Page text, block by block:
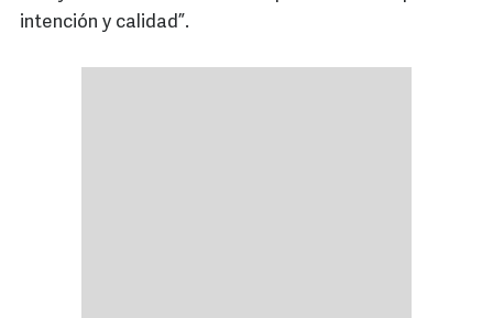
intención y calidad”.